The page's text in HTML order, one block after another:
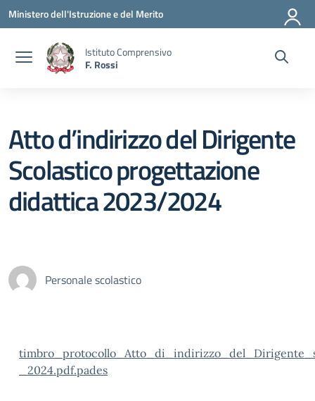
Vai ai contenuti
Vai al menu di navigazione
Vai al footer
Ministero dell'Istruzione e del Merito
Istituto Comprensivo
F. Rossi
Atto d’indirizzo del Dirigente
Scolastico progettazione
didattica 2023/2024
Personale scolastico
_2024.pdf.pades